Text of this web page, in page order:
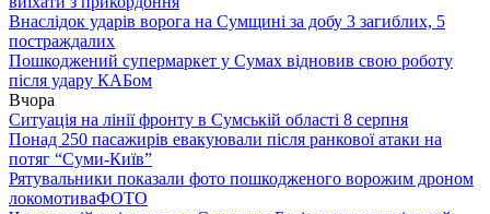
Внаслідок ударів ворога на Сумщині за добу 3 загиблих, 5
постраждалих
Пошкоджений супермаркет у Сумах відновив свою роботу
після удару КАБом
Вчора
Ситуація на лінії фронту в Сумській області 8 серпня
Понад 250 пасажирів евакуювали після ранкової атаки на
потяг “Суми-Київ”
Рятувальники показали фото пошкодженого ворожим дроном
локомотиваФОТО